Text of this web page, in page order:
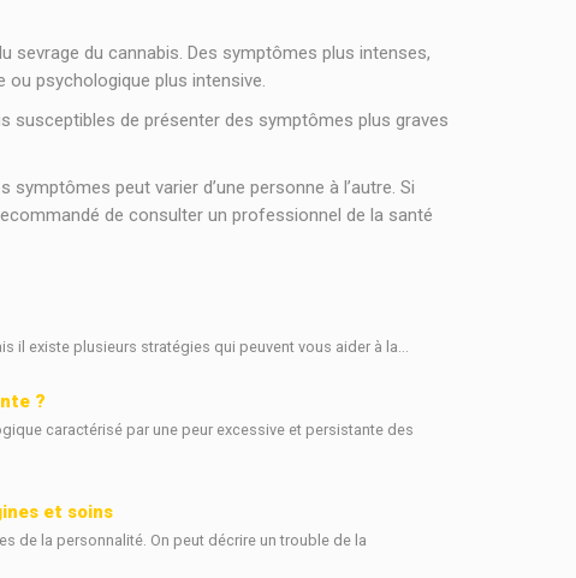
sevrage du cannabis. Des symptômes plus intenses,
ou psychologique plus intensive.
susceptibles de présenter des symptômes plus graves
peut varier d’une personne à l’autre. Si
de consulter un professionnel de la santé
il existe plusieurs stratégies qui peuvent vous aider à la...
?
caractérisé par une peur excessive et persistante des
et soins
de la personnalité. On peut décrire un trouble de la